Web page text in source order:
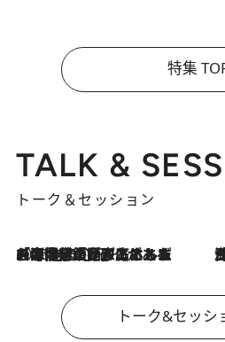
特集
TALK &
トーク＆セッション
2026.8.3
「今後値上げがあるとすれば…」「リスクがあるのは今年の冬」エネルギー専門家が語る、ホルムズ海峡封鎖が家庭にもたらす“ある心配” 「住宅建
トーク&セッシ